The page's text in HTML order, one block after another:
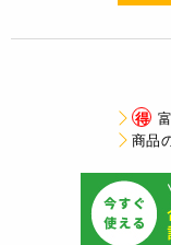
得
商品